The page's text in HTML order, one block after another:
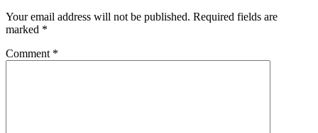
Your email address will not be published. Required fields are
marked *
Comment *